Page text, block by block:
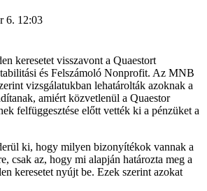
6. 12:03
keresetet visszavont a Quaestort
és Felszámoló Nonprofit. Az MNB
vizsgálatukban lehatárolták azoknak a
amiért közvetlenül a Quaestor
felfüggesztése előtt vették ki a pénzüket a
ki, hogy milyen bizonyítékok vannak a
csak az, hogy mi alapján határozta meg a
keresetet nyújt be. Ezek szerint azokat